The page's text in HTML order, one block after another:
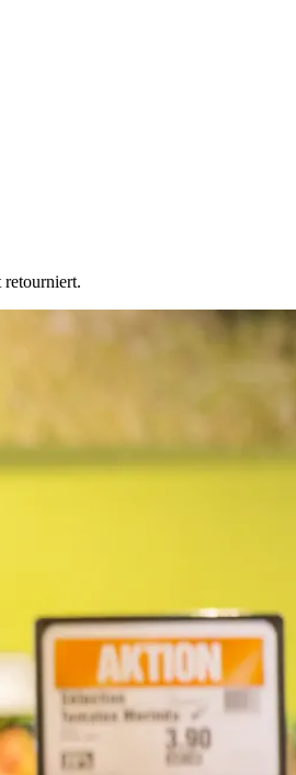
retourniert.